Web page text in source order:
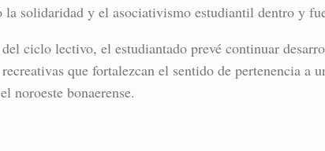
la solidaridad y el asociativismo estudiantil dentro y
ciclo lectivo, el estudiantado prevé continuar
que fortalezcan el sentido de pertenencia a
noroeste bonaerense.